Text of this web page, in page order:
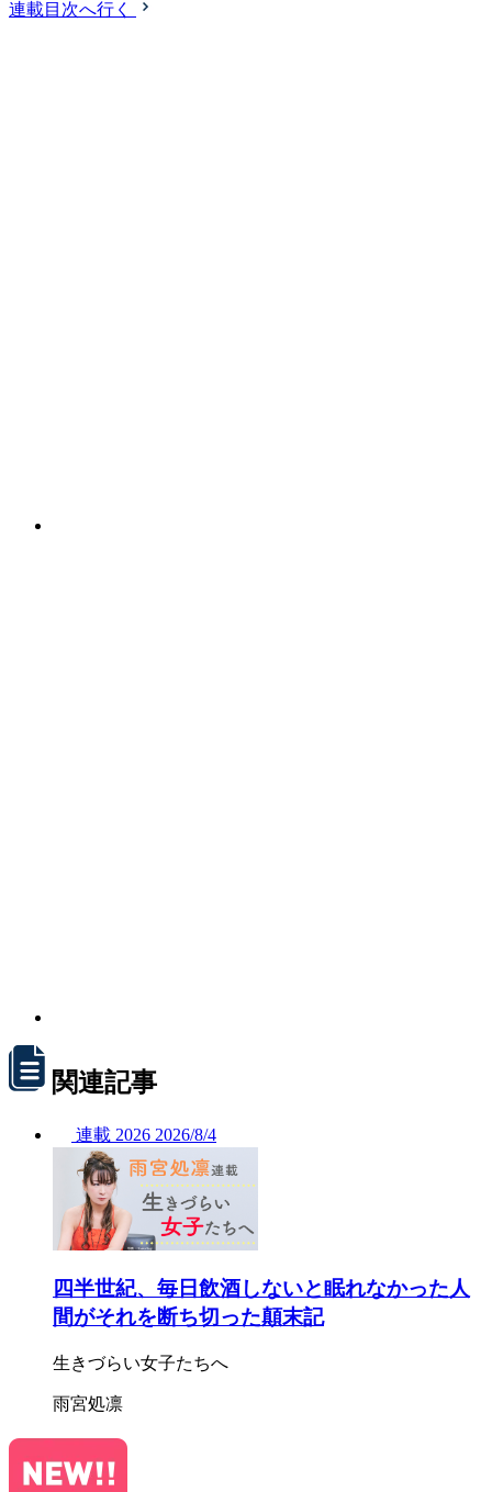
連載目次へ行く
関連記事
連載 2026 2026/8/4
四半世紀、毎日飲酒しないと眠れなかった人
間がそれを断ち切った顛末記
生きづらい女子たちへ
雨宮処凛